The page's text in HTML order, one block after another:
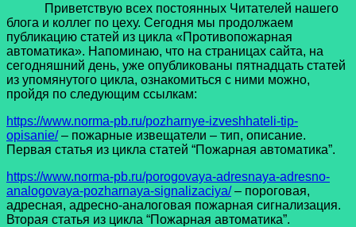
Приветствую всех постоянных Читателей нашего
блога и коллег по цеху. Сегодня мы продолжаем
публикацию статей из цикла «Противопожарная
автоматика». Напоминаю, что на страницах сайта, на
сегодняшний день, уже опубликованы пятнадцать статей
из упомянутого цикла, ознакомиться с ними можно,
пройдя по следующим ссылкам:
https://www.norma-pb.ru/pozharnye-izveshhateli-tip-
opisanie/– пожарные извещатели – тип, описание.
Первая статья из цикла статей “Пожарная автоматика”.
https://www.norma-pb.ru/porogovaya-adresnaya-adresno-
analogovaya-pozharnaya-signalizaciya/– пороговая,
адресная, адресно-аналоговая пожарная сигнализация.
Вторая статья из цикла “Пожарная автоматика”.